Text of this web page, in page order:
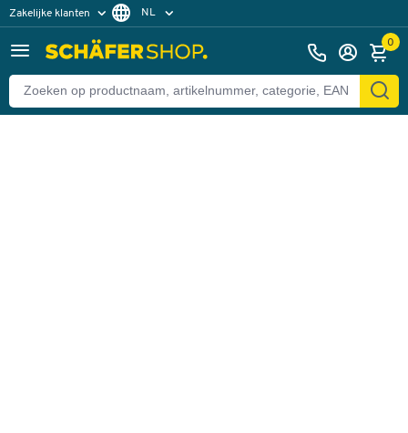
Zakelijke klanten
Particuliere klanten
NL
0
Terug